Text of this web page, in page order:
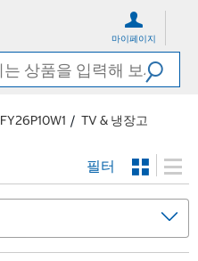
마이페이지
FY26P10W1 TV & 냉장고
필터